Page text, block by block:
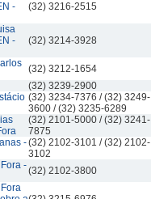
-
(32) 3216-2515
-
(32) 3214-3928
(32) 3212-1654
(32) 3239-2900
(32) 3234-7376 / (32) 3249-
3600 / (32) 3235-6289
(32) 2101-5000 / (32) 3241-
7875
-(32) 2102-3101 / (32) 2102-
3102
-(32) 2102-3800